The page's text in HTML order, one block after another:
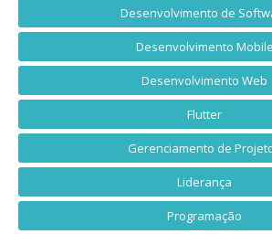
Desenvolvimento de
Desenvolvimento Mobile
Desenvolvimento Web
Flutter
Gerenciamento de
Liderança
Programação